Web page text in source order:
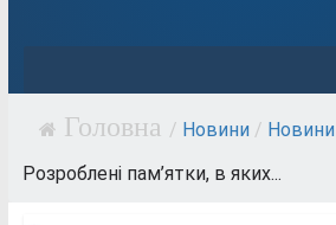
/ Новини / Новини
Розроблені пам’ятки, в яких...